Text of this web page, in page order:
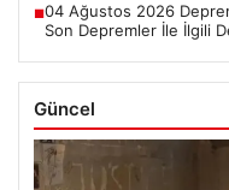
■04 Ağustos 2026
Son Depremler İle İlgili
Güncel